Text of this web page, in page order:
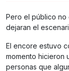
Pero el público no
dejaran el
El encore estuvo
momento hicieron
personas que